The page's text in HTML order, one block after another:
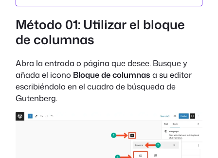
Método 01: Utilizar el bloque
de columnas
Abra la entrada o página que desee. Busque y
añada el icono Bloque de columnas a su editor
escribiéndolo en el cuadro de búsqueda de
Gutenberg.